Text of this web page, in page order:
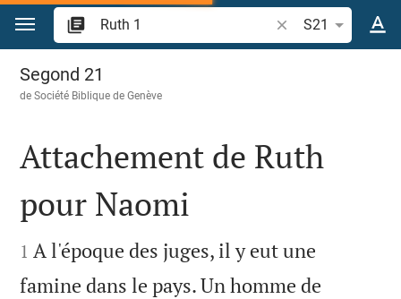
Aller vers contenu
Recherche d'un
S21
Ruth 1
Segond 21
deSociété Biblique de Genève

Attachement de Ruth
pour Naomi

1 A l'époque des juges, il y eut une
famine dans le pays. Un homme de